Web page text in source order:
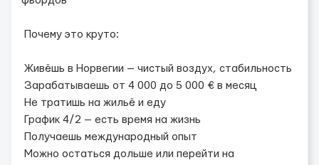
Почему это круто:
Живёшь в Норвегии — чистый воздух, стабильность
Зарабатываешь от 4 000 до 5 000 € в месяц
Не тратишь на жильё и еду
График 4/2 — есть время на жизнь
Получаешь международный опыт
Можно остаться дольше или перейти на